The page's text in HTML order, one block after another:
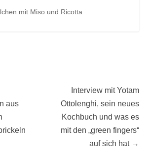
mit Miso und Ricotta
aus
Interview mit Yotam
Ottolenghi, sein neues
Kochbuch und was es
mit den „green fingers“
auf sich hat→